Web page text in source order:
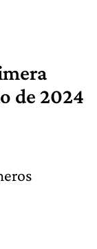
de 2024